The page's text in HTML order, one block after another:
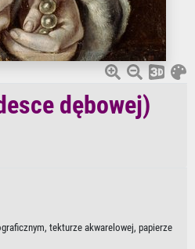
dębowej)
tekturze akwarelowej, papierze